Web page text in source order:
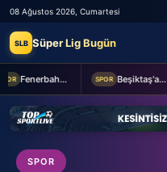
08 Ağustos 2026, Cumartesi
SLB Süper Lig Bugün
Fenerbahçe 2-0 Sturm Graz (MAÇTAN KARELER) SPOR Beşiktaş'a Youssouf Fofana transferinde müjdeli haber!
SPOR